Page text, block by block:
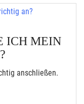
MEIN F
anschließen.